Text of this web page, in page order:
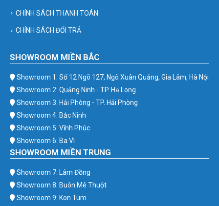
CHÍNH SÁCH THANH TOÁN
CHÍNH SÁCH ĐỔI TRẢ
SHOWROOM MIỀN BẮC
Showroom 1: Số 12 Ngõ 127, Ngô Xuân Quảng, Gia Lâm, Hà Nội
Showroom 2: Quảng Ninh - TP. Hạ Long
Showroom 3: Hải Phòng - TP. Hải Phòng
Showroom 4: Bắc Ninh
Showroom 5: Vĩnh Phúc
Showroom 6: Ba Vì
SHOWROOM MIỀN TRUNG
Showroom 7: Lâm Đồng
Showroom 8: Buôn Mê Thuột
Showroom 9: Kon Tum